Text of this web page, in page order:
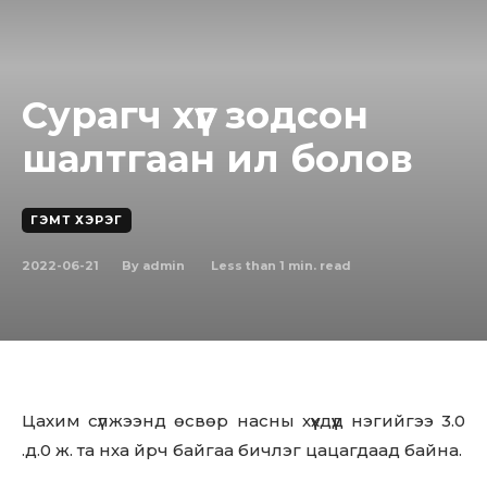
Сурагч хүүг зoдcoн
шалтгаан ил болов
ГЭМТ ХЭРЭГ
2022-06-21 By admin Less than 1 min. read
Цахим сүлжээнд өсвөр насны хүүхдүүд нэгийгээ 3.0
.д.0 ж. та нха йрч байгаа бичлэг цацагдаад байна.